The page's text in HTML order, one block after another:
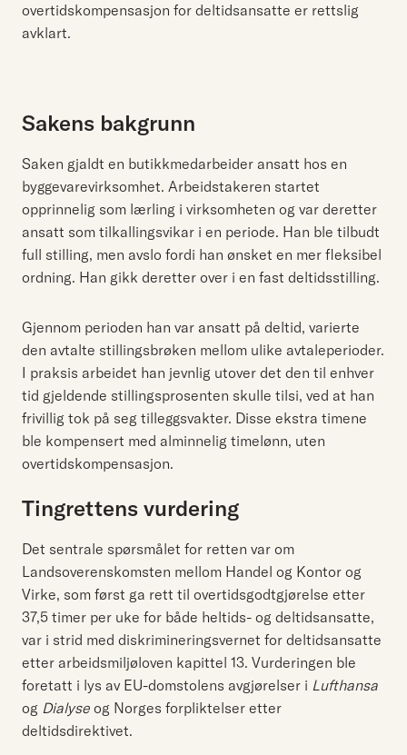
overtidskompensasjon for deltidsansatte er rettslig
avklart.
Sakens bakgrunn
Saken gjaldt en butikkmedarbeider ansatt hos en
byggevarevirksomhet. Arbeidstakeren startet
opprinnelig som lærling i virksomheten og var deretter
ansatt som tilkallingsvikar i en periode. Han ble tilbudt
full stilling, men avslo fordi han ønsket en mer fleksibel
ordning. Han gikk deretter over i en fast deltidsstilling.
Gjennom perioden han var ansatt på deltid, varierte
den avtalte stillingsbrøken mellom ulike avtaleperioder.
I praksis arbeidet han jevnlig utover det den til enhver
tid gjeldende stillingsprosenten skulle tilsi, ved at han
frivillig tok på seg tilleggsvakter. Disse ekstra timene
ble kompensert med alminnelig timelønn, uten
overtidskompensasjon.
Tingrettens vurdering
Det sentrale spørsmålet for retten var om
Landsoverenskomsten mellom Handel og Kontor og
Virke, som først ga rett til overtidsgodtgjørelse etter
37,5 timer per uke for både heltids- og deltidsansatte,
var i strid med diskrimineringsvernet for deltidsansatte
etter arbeidsmiljøloven kapittel 13. Vurderingen ble
foretatt i lys av EU-domstolens avgjørelser i Lufthansa
og Dialyse og Norges forpliktelser etter
deltidsdirektivet.